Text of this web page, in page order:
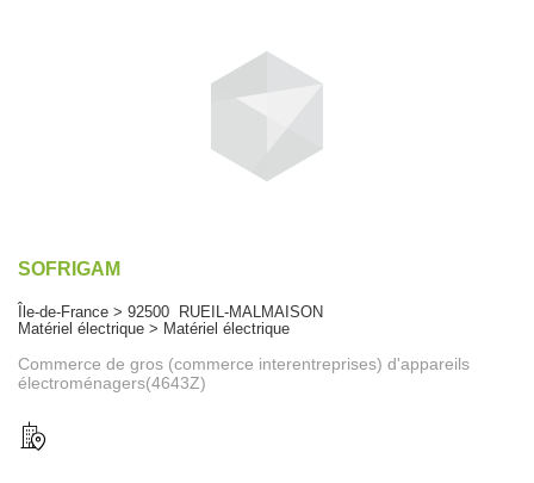
SOFRIGAM
Île-de-France > 92500 RUEIL-MALMAISON
Matériel électrique > Matériel électrique
Commerce de gros (commerce interentreprises) d'appareils
électroménagers(4643Z)